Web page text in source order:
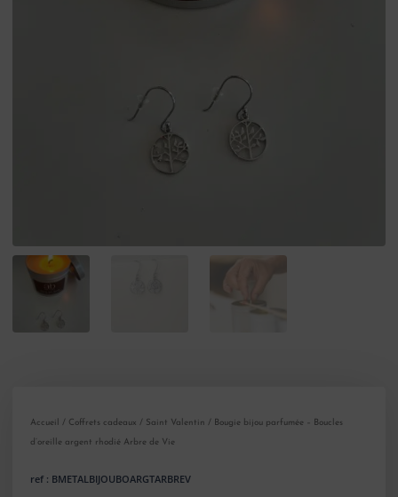
Accueil / Coffrets cadeaux / Saint Valentin / Bougie bijou parfumée – Boucles
d’oreille argent rhodié Arbre de Vie
ref : BMETALBIJOUBOARGTARBREV